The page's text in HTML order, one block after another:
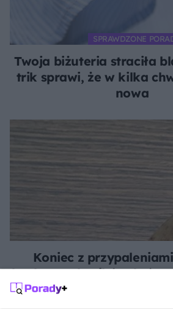
SPRAWDZONE
Twoja biżuteria straciła
trik sprawi, że w kilka
nowa
Koniec z
kuchennych trików, które